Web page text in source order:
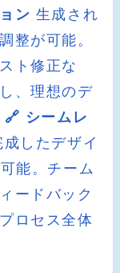
ン 生成され
整が可能。
ト修正な
、理想のデ
🔗 シームレ
成したデザイ
能。チーム
ードバック
ロセス全体